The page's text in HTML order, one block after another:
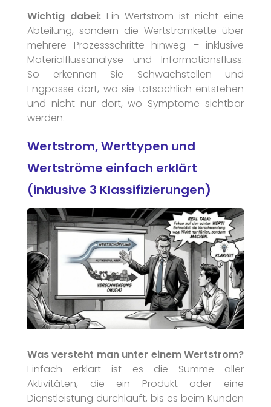
Wichtig dabei: Ein Wertstrom ist nicht eine
Abteilung, sondern die Wertstromkette über
mehrere Prozessschritte hinweg – inklusive
Materialflussanalyse und Informationsfluss.
So erkennen Sie Schwachstellen und
Engpässe dort, wo sie tatsächlich entstehen
und nicht nur dort, wo Symptome sichtbar
werden.
Wertstrom, Werttypen und
Wertströme einfach erklärt
(inklusive 3 Klassifizierungen)
Was versteht man unter einem Wertstrom?
Einfach erklärt ist es die Summe aller
Aktivitäten, die ein Produkt oder eine
Dienstleistung durchläuft, bis es beim Kunden